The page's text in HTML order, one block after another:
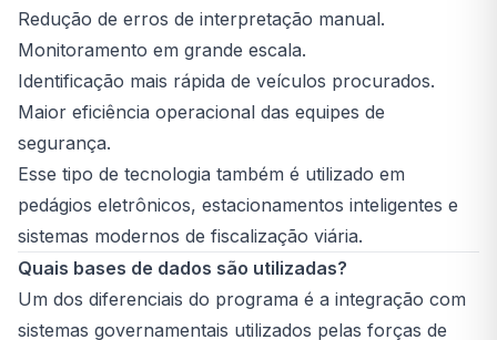
Redução de erros de interpretação manual.
Monitoramento em grande escala.
Identificação mais rápida de veículos procurados.
Maior eficiência operacional das equipes de
segurança.
Esse tipo de tecnologia também é utilizado em
pedágios eletrônicos, estacionamentos inteligentes e
sistemas modernos de fiscalização viária.
Quais bases de dados são utilizadas?
Um dos diferenciais do programa é a integração com
sistemas governamentais utilizados pelas forças de